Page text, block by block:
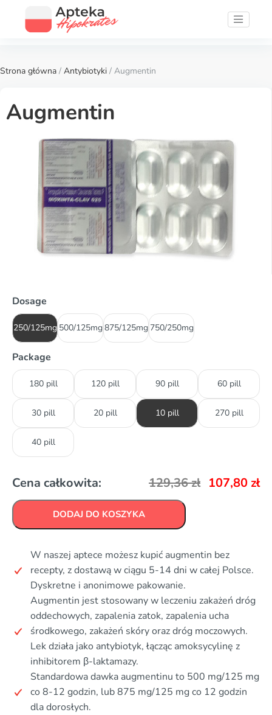
Strona główna / Antybiotyki / Augmentin
Augmentin
Dosage
250/125mg 500/125mg875/125mg 750/250mg
Package
180 pill 120 pill 90 pill 60 pill
30 pill 20 pill 10 pill 270 pill
40 pill
Cena całkowita: 129,36zł 107,80 zł
DODAJ DO KOSZYKA
W naszej aptece możesz kupić augmentin bez
recepty, z dostawą w ciągu 5-14 dni w całej Polsce.
Dyskretne i anonimowe pakowanie.
Augmentin jest stosowany w leczeniu zakażeń dróg
oddechowych, zapalenia zatok, zapalenia ucha
środkowego, zakażeń skóry oraz dróg moczowych.
Lek działa jako antybiotyk, łącząc amoksycylinę z
inhibitorem β-laktamazy.
Standardowa dawka augmentinu to 500 mg/125 mg
co 8-12 godzin, lub 875 mg/125 mg co 12 godzin
dla dorosłych.